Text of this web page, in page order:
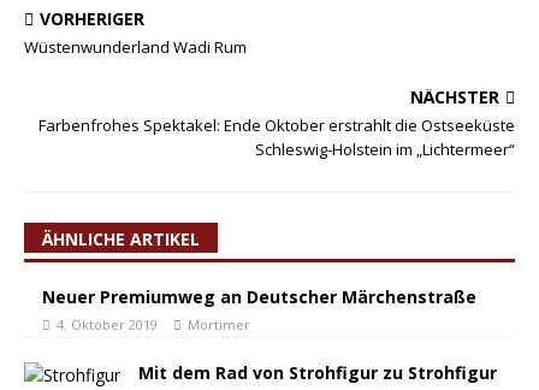
VORHERIGER
Wüstenwunderland Wadi Rum
NÄCHSTER
Farbenfrohes Spektakel: Ende Oktober erstrahlt die Ostseeküste
Schleswig-Holstein im „Lichtermeer“
ÄHNLICHE ARTIKEL
Neuer Premiumweg an Deutscher Märchenstraße
4. Oktober 2019 Mortimer
Mit dem Rad von Strohfigur zu Strohfigur